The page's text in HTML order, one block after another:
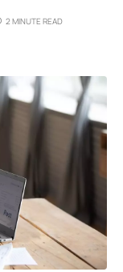
2 MINUTE READ